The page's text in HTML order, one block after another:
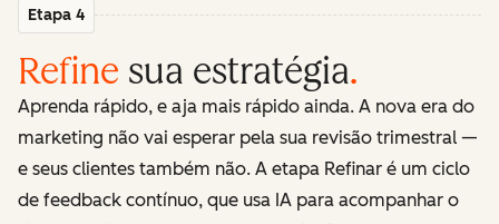
Etapa 4
Refine sua estratégia.
Aprenda rápido, e aja mais rápido ainda. A nova era do
marketing não vai esperar pela sua revisão trimestral —
e seus clientes também não. A etapa Refinar é um ciclo
de feedback contínuo, que usa IA para acompanhar o